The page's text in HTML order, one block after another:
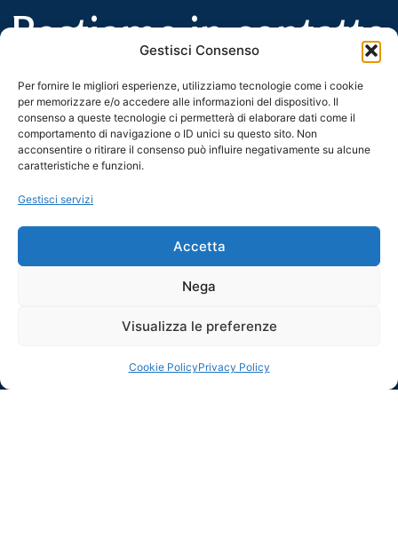
Gestisci Consenso
Per fornire le migliori esperienze, utilizziamo tecnologie come i cookie
per memorizzare e/o accedere alle informazioni del dispositivo. Il
consenso a queste tecnologie ci permetterà di elaborare dati come il
comportamento di navigazione o ID unici su questo sito. Non
acconsentire o ritirare il consenso può influire negativamente su alcune
caratteristiche e funzioni.
Gestisci servizi
Accetta
Nega
Visualizza le preferenze
Cookie PolicyPrivacy Policy
Restiamo in contatto
Iscriviti alla newsletter della Rete Contatto per
ricevere aggiornamenti sugli eventi, le iniziative e le
novità che animano il territorio genovese. Attraverso
la newsletter potrai scoprire in anticipo i prossimi
appuntamenti della Rete e rimanere in contatto con i
luoghi e le realtà che partecipano al progetto.